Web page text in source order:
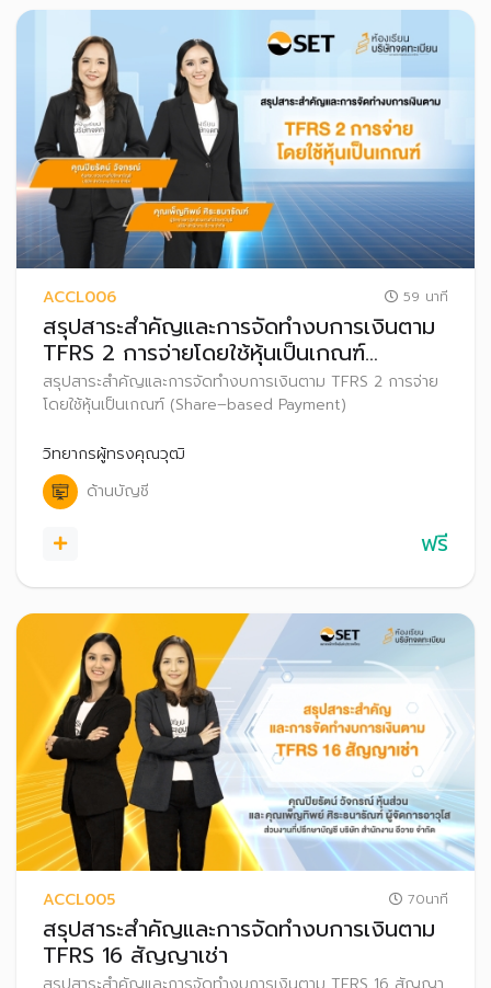
ACCL006 59 นาที
สรุปสาระสำคัญและการจัดทำงบการเงินตาม
TFRS 2 การจ่ายโดยใช้หุ้นเป็นเกณฑ์
(Share–based Payment)
สรุปสาระสำคัญและการจัดทำงบการเงินตาม TFRS 2 การจ่าย
โดยใช้หุ้นเป็นเกณฑ์ (Share–based Payment)
วิทยากรผู้ทรงคุณวุฒิ
ด้านบัญชี
ฟรี
ACCL005 70นาที
สรุปสาระสำคัญและการจัดทำงบการเงินตาม
TFRS 16 สัญญาเช่า